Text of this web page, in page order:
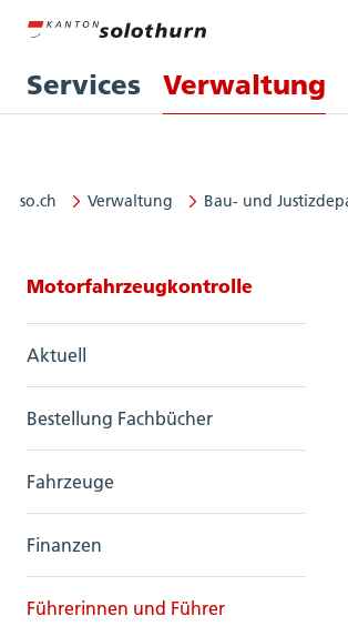
Services Verwaltung
so.ch Verwaltung Bau- und
Seitennavigation:
Motorfahrzeugkontrolle
Aktuell
Bestellung Fachbücher
Fahrzeuge
Finanzen
Führerinnen und Führer